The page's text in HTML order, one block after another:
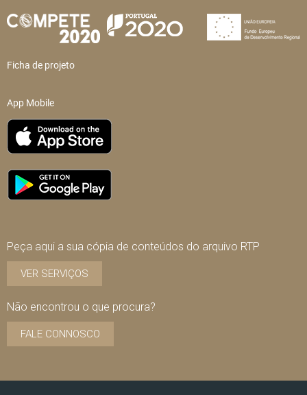
Ficha de projeto
App Mobile
Peça aqui a sua cópia de conteúdos do arquivo RTP
VER SERVIÇOS
Não encontrou o que procura?
FALE CONNOSCO